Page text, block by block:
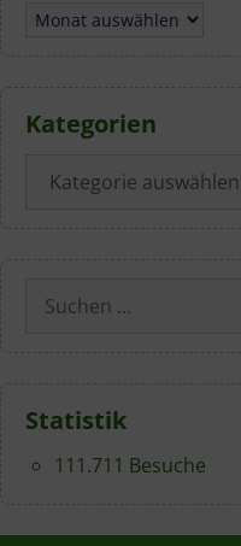
Archiv
Kategorien
Suchen
nach:
Statistik
111.711 Besuche